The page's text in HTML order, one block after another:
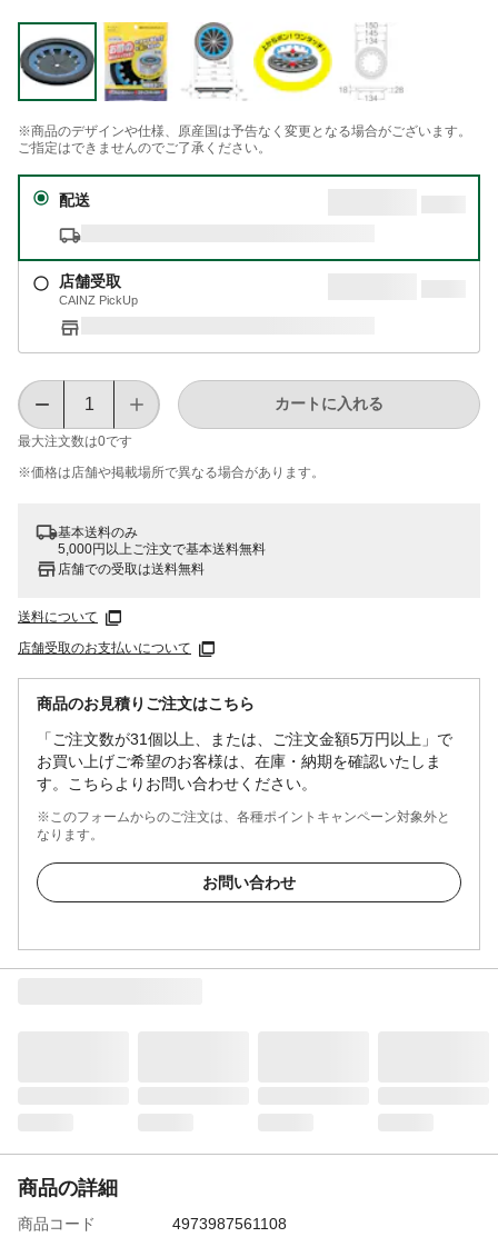
※商品のデザインや仕様、原産国は予告なく変更となる場合がございます。
ご指定はできませんのでご了承ください。
配送
店舗受取
CAINZ PickUp
最大注文数は0です
カートに入れる
※価格は​店舗や​掲載場所で​異なる​場合が​あります。
基本送料のみ
5,000円以上ご注文で基本送料無料
店舗での受取は送料無料
送料について
店舗受取のお支払いについて
商品のお見積りご注文はこちら
「ご注文数が31個以上、または、ご注文金額5万円以上」で
お買い上げご希望のお客様は、在庫・納期を確認いたしま
す。こちらよりお問い合わせください。
※このフォームからのご注文は、各種ポイントキャンペーン対象外と
なります。
お問い合わせ
商品の詳細
商品コード
4973987561108